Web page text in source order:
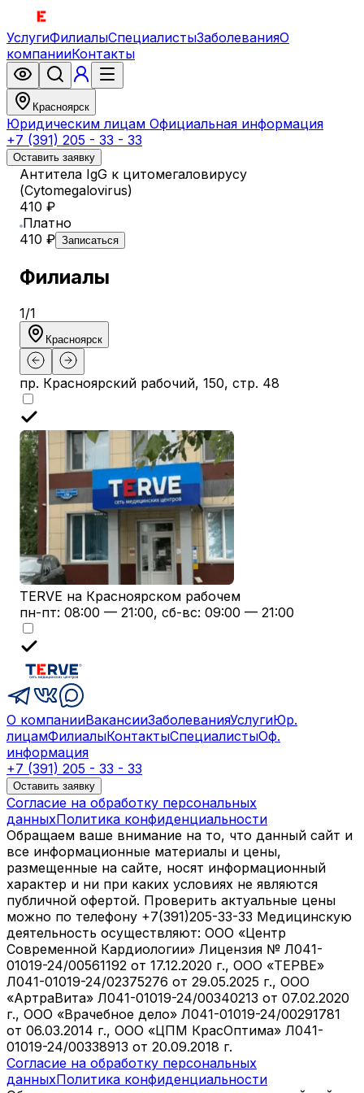
УслугиФилиалыСпециалистыЗаболеванияО
компанииКонтакты
Красноярск
Юридическим лицам Официальная информация
+7 (391) 205 - 33 - 33
Оставить заявку
Антитела IgG к цитомегаловирусу
(Cytomegalovirus)
410 ₽
Платно
410 ₽ Записаться
Филиалы
1/1
Красноярск
пр. Красноярский рабочий, 150, стр. 48
TERVE на Красноярском рабочем
пн-пт: 08:00 — 21:00, сб-вс: 09:00 — 21:00
О компанииВакансииЗаболеванияУслугиЮр.
лицамФилиалыКонтактыСпециалистыОф.
информация
+7 (391) 205 - 33 - 33
Оставить заявку
Согласие на обработку персональных
данныхПолитика конфиденциальности
Обращаем ваше внимание на то, что данный сайт и
все информационные материалы и цены,
размещенные на сайте, носят информационный
характер и ни при каких условиях не являются
публичной офертой. Проверить актуальные цены
можно по телефону +7(391)205-33-33 Медицинскую
деятельность осуществляют: ООО «Центр
Современной Кардиологии» Лицензия № Л041-
01019-24/00561192 от 17.12.2020 г., ООО «ТЕРВЕ»
Л041-01019-24/02375276 от 29.05.2025 г., ООО
«АртраВита» Л041-01019-24/00340213 от 07.02.2020
г., ООО «Врачебное дело» Л041-01019-24/00291781
от 06.03.2014 г., ООО «ЦПМ КрасОптима» Л041-
01019-24/00338913 от 20.09.2018 г.
Согласие на обработку персональных
данныхПолитика конфиденциальности